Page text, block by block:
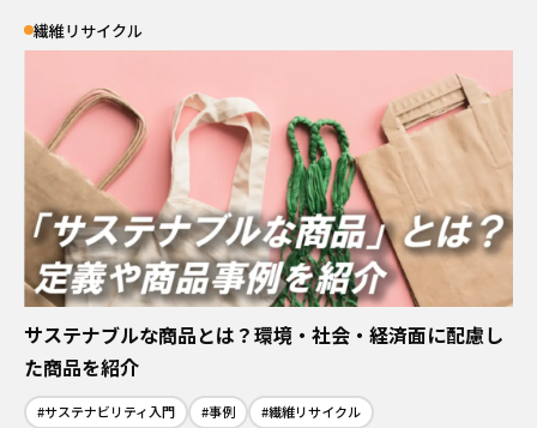
繊維リサイクル
サステナブルな商品とは？環境・社会・経済面に配慮し
た商品を紹介
#サステナビリティ入門 #事例 #繊維リサイクル